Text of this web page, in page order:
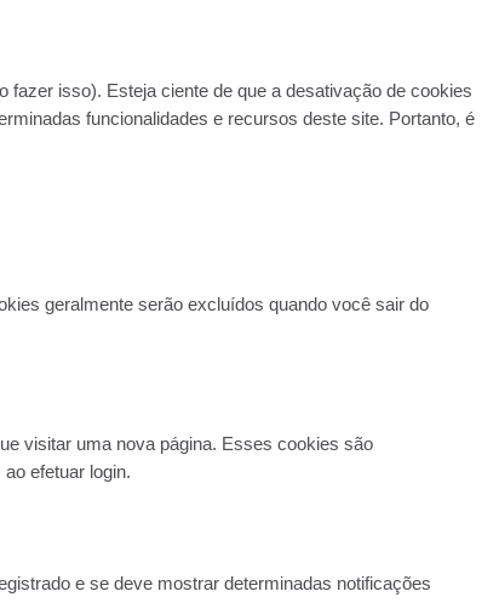
fazer isso). Esteja ciente de que a desativação de cookies
funcionalidades e recursos deste site. Portanto, é
geralmente serão excluídos quando você sair do
visitar uma nova página. Esses cookies são
efetuar login.
e se deve mostrar determinadas notificações